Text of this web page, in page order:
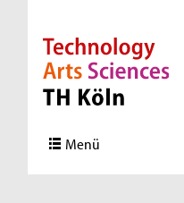
Direkt zur Hauptnavigation
Direkt zur Subnavigation
Direkt zum Inhalt
Direkt zum Fußbereich
Menü